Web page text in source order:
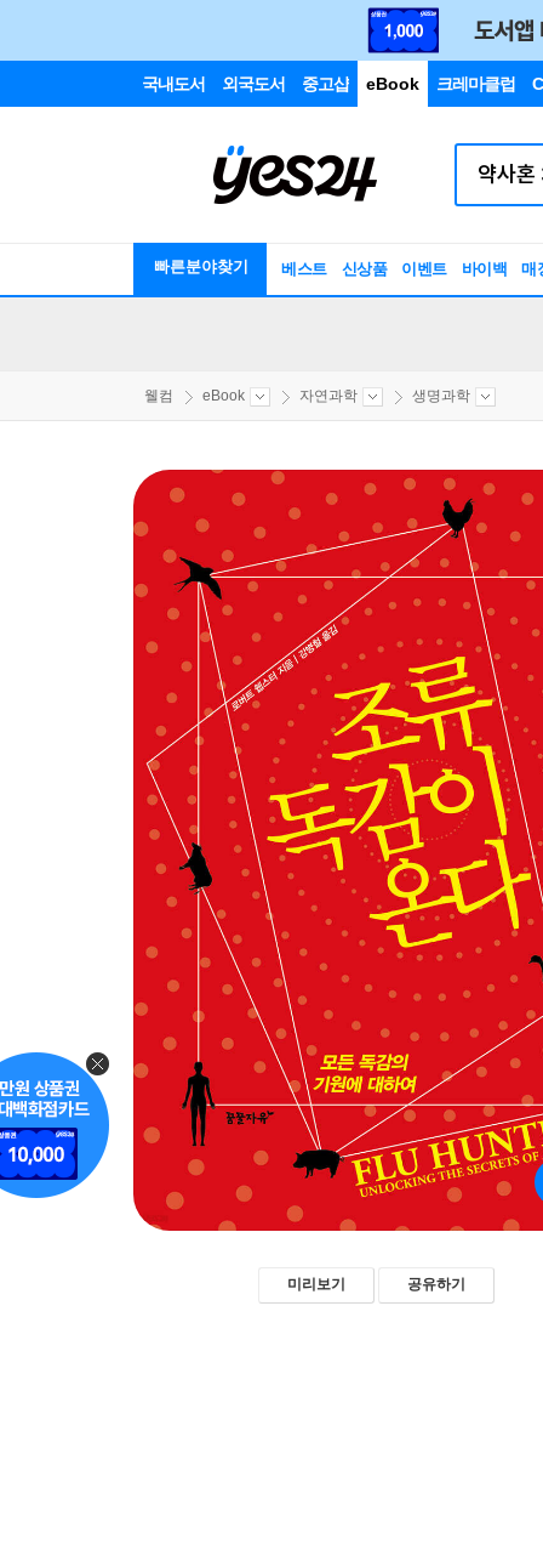
국내도서 외국도서 중고샵 eBook 크레마클럽
빠른분야찾기 베스트 신상품 이벤트 바이백 매
웰컴 eBook 자연과학 생명과학
미리보기 공유하기